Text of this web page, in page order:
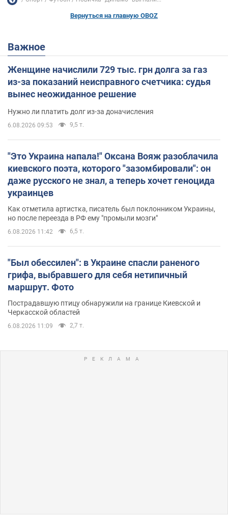
Вернуться на главную OBOZ
Важное
Женщине начислили 729 тыс. грн долга за газ
из-за показаний неисправного счетчика: судья
вынес неожиданное решение
Нужно ли платить долг из-за доначисления
6.08.2026 09:53 9,5 т.
"Это Украина напала!" Оксана Вояж разоблачила
киевского поэта, которого "зазомбировали": он
даже русского не знал, а теперь хочет геноцида
украинцев
Как отметила артистка, писатель был поклонником Украины,
но после переезда в РФ ему "промыли мозги"
6.08.2026 11:42 6,5 т.
"Был обессилен": в Украине спасли раненого
грифа, выбравшего для себя нетипичный
маршрут. Фото
Пострадавшую птицу обнаружили на границе Киевской и
Черкасской областей
6.08.2026 11:09 2,7 т.